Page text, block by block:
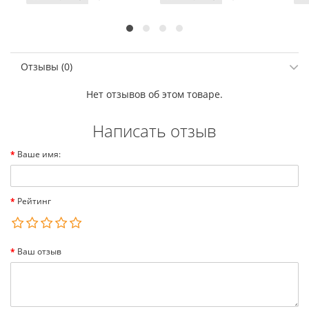
Отзывы (0)
Нет отзывов об этом товаре.
Написать отзыв
Ваше имя:
Рейтинг
Ваш отзыв